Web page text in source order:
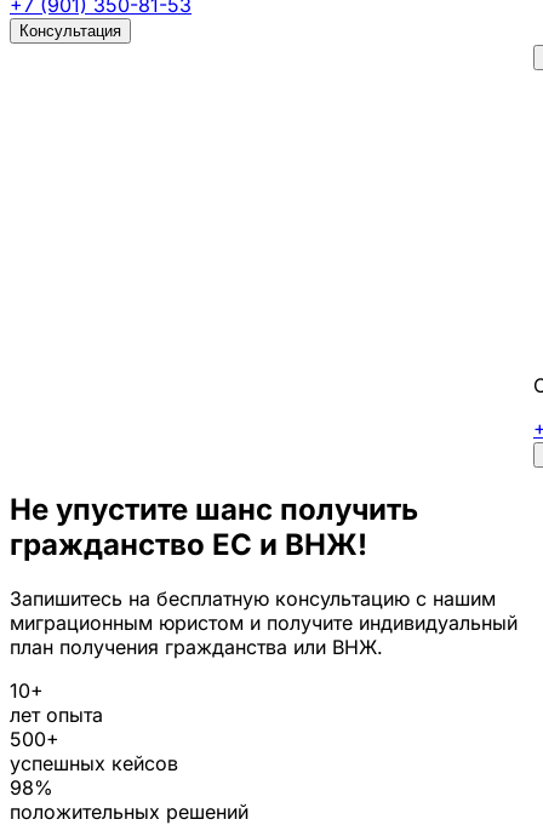
+7 (901) 350-81-53
Консультация
Не упустите шанс получить
гражданство ЕС и ВНЖ!
Запишитесь на бесплатную консультацию с нашим
миграционным юристом и получите индивидуальный
план получения гражданства или ВНЖ.
10+
лет опыта
500+
успешных кейсов
98%
положительных решений